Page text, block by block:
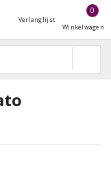
Verlanglijst
0
Winkelwagen